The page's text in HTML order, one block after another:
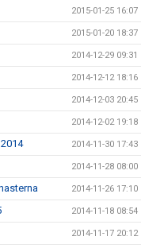
2015-01-25 16:07
2015-01-20 18:37
2014-12-29 09:31
2014-12-12 18:16
2014-12-03 20:45
2014-12-02 19:18
2014-11-30 17:43
2014-11-28 08:00
2014-11-26 17:10
2014-11-18 08:54
2014-11-17 20:12